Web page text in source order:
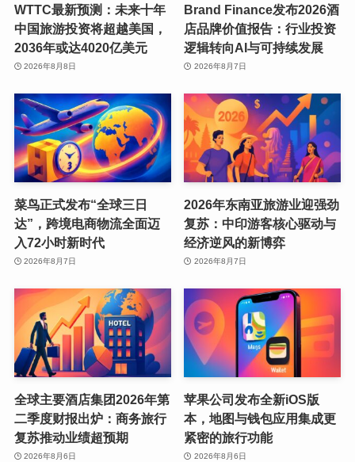
WTTC最新预测：未来十年
中国旅游投资将超越美国，
2036年或达4020亿美元
2026年8月8日
Brand Finance发布2026酒
店品牌价值报告：行业投资
逻辑转向AI与可持续发展
2026年8月7日
菜鸟正式发布“全球三日
达”，跨境电商物流全面迈
入72小时新时代
2026年8月7日
2026年东南亚旅游业迎强劲
复苏：中印游客核心驱动与
经济逆风的新博弈
2026年8月7日
全球主要酒店集团2026年第
二季度财报出炉：商务旅行
复苏推动业绩超预期
2026年8月6日
苹果公司发布全新iOS版
本，地图与钱包应用集成更
紧密的旅行功能
2026年8月6日